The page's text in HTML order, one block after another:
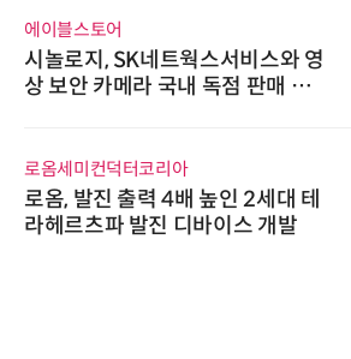
스서비스와 영
독점 판매 파
높인 2세대 테
이스 개발